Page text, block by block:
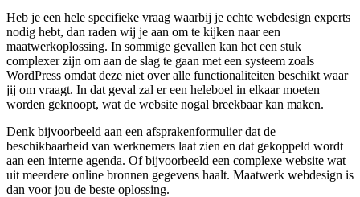
Heb je een hele specifieke vraag waarbij je echte webdesign experts
nodig hebt, dan raden wij je aan om te kijken naar een
maatwerkoplossing. In sommige gevallen kan het een stuk
complexer zijn om aan de slag te gaan met een systeem zoals
WordPress omdat deze niet over alle functionaliteiten beschikt waar
jij om vraagt. In dat geval zal er een heleboel in elkaar moeten
worden geknoopt, wat de website nogal breekbaar kan maken.
Denk bijvoorbeeld aan een afsprakenformulier dat de
beschikbaarheid van werknemers laat zien en dat gekoppeld wordt
aan een interne agenda. Of bijvoorbeeld een complexe website wat
uit meerdere online bronnen gegevens haalt. Maatwerk webdesign is
dan voor jou de beste oplossing.